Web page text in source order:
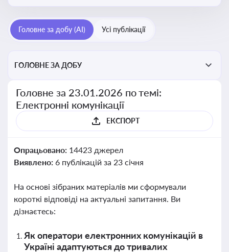
Головне за добу (AI) Усі публікації
ГОЛОВНЕ ЗА ДОБУ
Головне за 23.01.2026 по темі:
Електронні комунікації
ЕКСПОРТ
Опрацьовано: 14423 джерел
Виявлено: 6 публікацій за 23 січня
На основі зібраних матеріалів ми сформували
короткі відповіді на актуальні запитання. Ви
дізнаєтесь:
Як оператори електронних комунікацій в
Україні адаптуються до тривалих